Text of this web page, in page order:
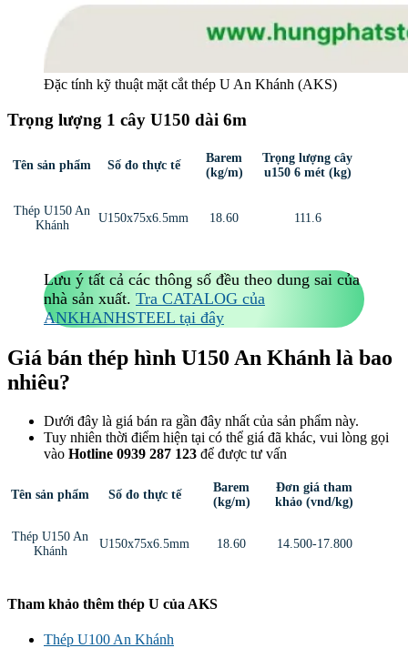
Đặc tính kỹ thuật mặt cắt thép U An Khánh (AKS)
Trọng lượng 1 cây U150 dài 6m
Tên sản phẩm Số đo thực tế
Barem
(kg/m)
Trọng lượng cây
u150 6 mét (kg)
Thép U150 An
Khánh
U150x75x6.5mm 18.60 111.6
Lưu ý tất cả các thông số đều theo dung sai của
nhà sản xuất. Tra CATALOG của
ANKHANHSTEEL tại đây
Giá bán thép hình U150 An Khánh là bao
nhiêu?
Dưới đây là giá bán ra gần đây nhất của sản phẩm này.
Tuy nhiên thời điểm hiện tại có thể giá đã khác, vui lòng gọi
vào Hotline 0939 287 123 để được tư vấn
Tên sản phẩm Số đo thực tế
Barem
(kg/m)
Đơn giá tham
khảo (vnd/kg)
Thép U150 An
Khánh
U150x75x6.5mm 18.60 14.500-17.800
Tham khảo thêm thép U của AKS
Thép U100 An Khánh